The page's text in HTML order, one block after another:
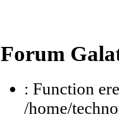
Forum
: Function
/home/